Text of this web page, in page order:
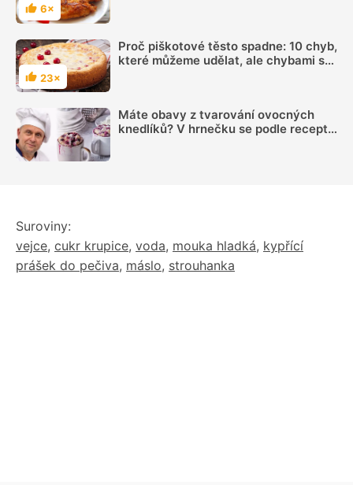
Hodnocení
6×
Hodnocení
23×
Proč piškotové těsto spadne: 10 chyb,
které můžeme udělat, ale chybami se
Máte obavy z tvarování ovocných
knedlíků? V hrnečku se podle receptu
Suroviny:
vejce, cukr krupice, voda, mouka hladká, kypřící
prášek do pečiva, máslo, strouhanka